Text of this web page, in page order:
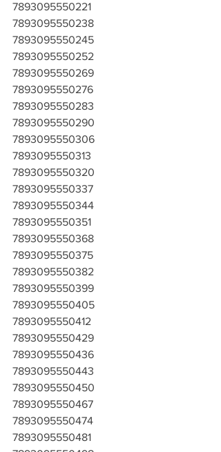
7893095550221
7893095550238
7893095550245
7893095550252
7893095550269
7893095550276
7893095550283
7893095550290
7893095550306
7893095550313
7893095550320
7893095550337
7893095550344
7893095550351
7893095550368
7893095550375
7893095550382
7893095550399
7893095550405
7893095550412
7893095550429
7893095550436
7893095550443
7893095550450
7893095550467
7893095550474
7893095550481